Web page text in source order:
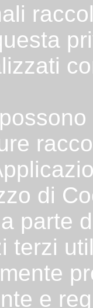
di
parte
terzi
e